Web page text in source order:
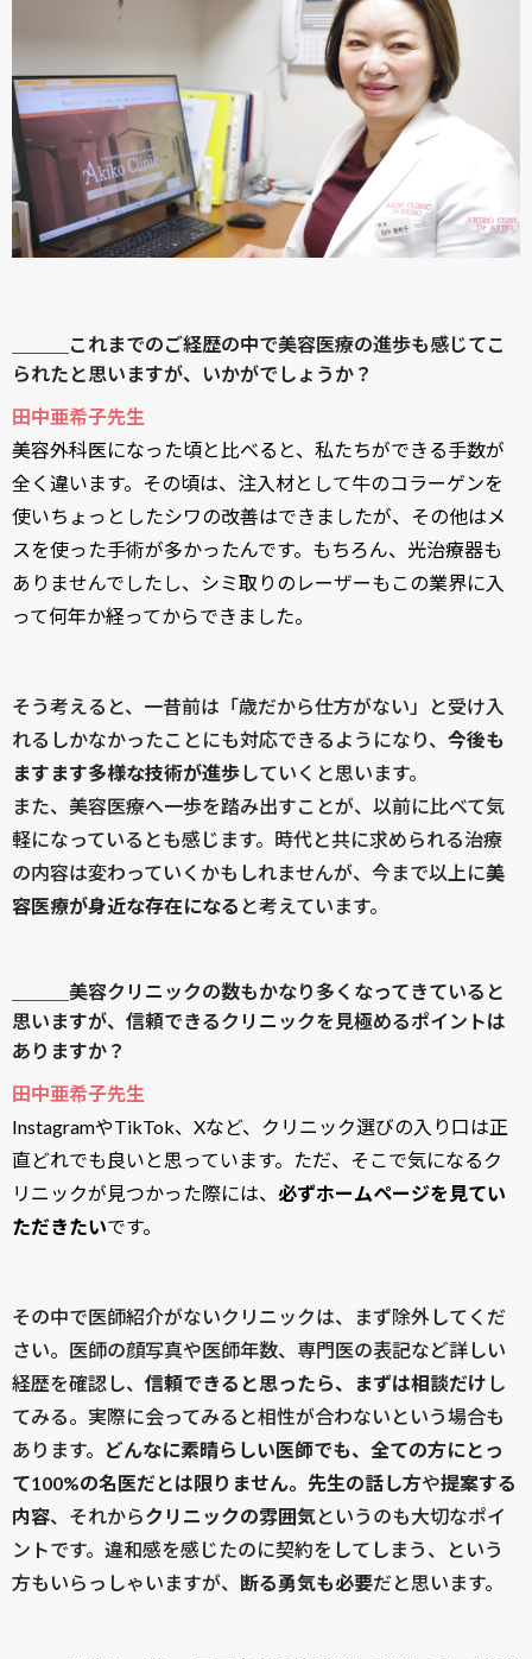
＿＿＿これまでのご経歴の中で美容医療の進歩も感じてこ
られたと思いますが、いかがでしょうか？
田中亜希子先生
美容外科医になった頃と比べると、私たちができる手数が
全く違います。その頃は、注入材として牛のコラーゲンを
使いちょっとしたシワの改善はできましたが、その他はメ
スを使った手術が多かったんです。もちろん、光治療器も
ありませんでしたし、シミ取りのレーザーもこの業界に入
って何年か経ってからできました。
そう考えると、一昔前は「歳だから仕方がない」と受け入
れるしかなかったことにも対応できるようになり、 今後も
ますます多様な技術が進歩 していくと思います。
また、美容医療へ一歩を踏み出すことが、以前に比べて気
軽になっているとも感じます。時代と共に求められる治療
の内容は変わっていくかもしれませんが、今まで以上に美
容医療が身近な存在になる と考えています。
＿＿＿美容クリニックの数もかなり多くなってきていると
思いますが、信頼できるクリニックを見極めるポイントは
ありますか？
田中亜希子先生
InstagramやTikTok、Xなど、クリニック選びの入り口は正
直どれでも良いと思っています。ただ、そこで気になるク
リニックが見つかった際には、 必ずホームページを見てい
ただきたいです。
その中で医師紹介がないクリニックは、まず除外してくだ
さい。医師の顔写真や医師年数、専門医の表記など詳しい
経歴を確認し、 信頼できると思ったら、まずは相談だけ し
てみる。実際に会ってみると相性が合わないという場合も
あります。
どんなに素晴らしい医師でも、全ての方にとっ
て100%の名医だとは限りません。先生の話し方や提案する
内容、それからクリニックの雰囲気というのも大切なポイ
ントです。違和感を感じたのに契約をしてしまう、という
方もいらっしゃいますが、 断る勇気も必要だと思います。